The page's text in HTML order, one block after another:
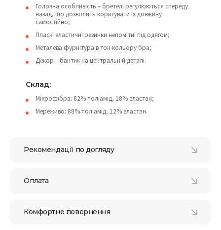
Головна особливість – бретелі регулюються спереду
назад, що дозволить коригувати їх довжину
самостійно;
Пласкі еластичні резинки непомітні під одягом;
Металева фурнітура в тон кольору бра;
Декор – бантик на центральній деталі.
Склад:
Мікрофібра: 82% поліамід, 18% еластан;
Мереживо: 88% поліамід, 12% еластан.
Рекомендації по догляду
Оплата
Комфортне повернення